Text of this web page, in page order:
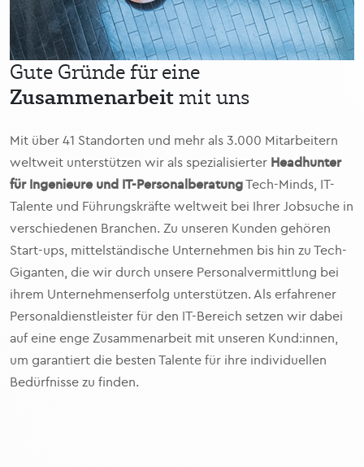
Gute Gründe für eine
Zusammenarbeitmit uns
Mit über 41 Standorten und mehr als 3.000 Mitarbeitern
weltweit unterstützen wir als spezialisierter Headhunter
für Ingenieure und IT-PersonalberatungTech-Minds, IT-
Talente und Führungskräfte weltweit bei Ihrer Jobsuche in
verschiedenen Branchen. Zu unseren Kunden gehören
Start-ups, mittelständische Unternehmen bis hin zu Tech-
Giganten, die wir durch unsere Personalvermittlung bei
ihrem Unternehmenserfolg unterstützen. Als erfahrener
Personaldienstleister für den IT-Bereich setzen wir dabei
auf eine enge Zusammenarbeit mit unseren Kund:innen,
um garantiert die besten Talente für ihre individuellen
Bedürfnisse zu finden.